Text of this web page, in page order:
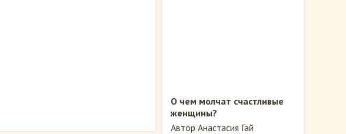
О чем молчат счастливые
женщины?
Автор Анастасия Гай